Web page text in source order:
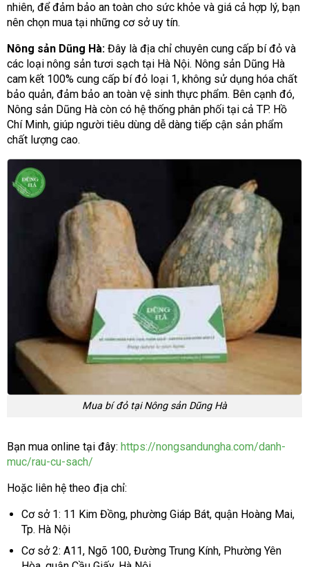
nhiên, để đảm bảo an toàn cho sức khỏe và giá cả hợp lý, bạn
nên chọn mua tại những cơ sở uy tín.
Nông sản Dũng Hà: Đây là địa chỉ chuyên cung cấp bí đỏ và
các loại nông sản tươi sạch tại Hà Nội. Nông sản Dũng Hà
cam kết 100% cung cấp bí đỏ loại 1, không sử dụng hóa chất
bảo quản, đảm bảo an toàn vệ sinh thực phẩm. Bên cạnh đó,
Nông sản Dũng Hà còn có hệ thống phân phối tại cả TP. Hồ
Chí Minh, giúp người tiêu dùng dễ dàng tiếp cận sản phẩm
chất lượng cao.
Mua bí đỏ tại Nông sản Dũng Hà
Bạn mua online tại đây: https://nongsandungha.com/danh-
muc/rau-cu-sach/
Hoặc liên hệ theo địa chỉ:
Cơ sở 1: 11 Kim Đồng, phường Giáp Bát, quận Hoàng Mai,
Tp. Hà Nội
Cơ sở 2: A11, Ngõ 100, Đường Trung Kính, Phường Yên